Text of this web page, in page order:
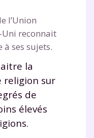
l’Union
Uni reconnait
ses sujets.
la
religion sur
de
élevés